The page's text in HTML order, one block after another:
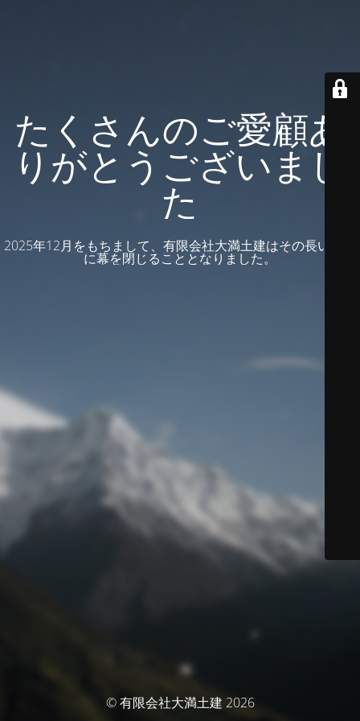
たくさんのご愛顧あ
りがとうございまし
た
2025年12月をもちまして、有限会社大満土建はその長い歴史
に幕を閉じることとなりました。
© 有限会社大満土建 2026